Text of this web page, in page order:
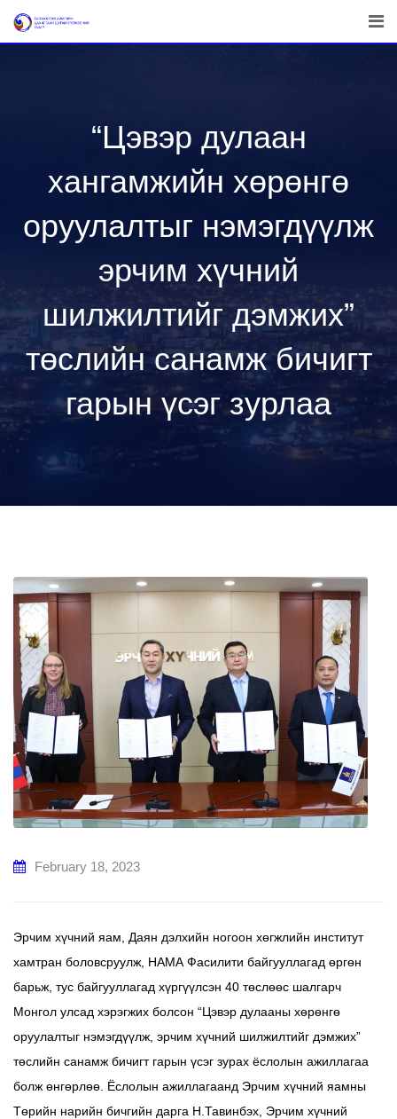
Skip
“Цэвэр дулаан
хангамжийн хөрөнгө
оруулалтыг нэмэгдүүлж
эрчим хүчний
шилжилтийг дэмжих”
төслийн санамж бичигт
гарын үсэг зурлаа
February 18, 2023
Эрчим хүчний яам, Даян дэлхийн ногоон хөгжлийн институт
хамтран боловсруулж, НАМА Фасилити байгууллагад өргөн
барьж, тус байгууллагад хүргүүлсэн 40 төслөөс шалгарч
Монгол улсад хэрэгжих болсон “Цэвэр дулааны хөрөнгө
оруулалтыг нэмэгдүүлж, эрчим хүчний шилжилтийг дэмжих”
төслийн санамж бичигт гарын үсэг зурах ёслолын ажиллагаа
болж өнгөрлөө. Ёслолын ажиллагаанд Эрчим хүчний яамны
Төрийн нарийн бичгийн дарга Н.Тавинбэх, Эрчим хүчний